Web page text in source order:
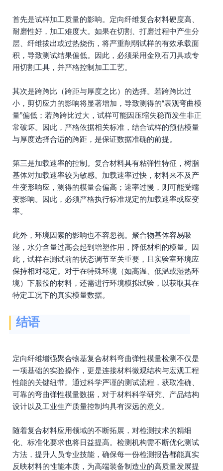
首先是试样加工质量的影响。定向纤维复合材料硬度高、
耐磨性好，加工难度大。如果在切割、打磨过程中产生分
层、纤维拔出或过热烧伤，将严重削弱试样的有效承载面
积，导致测试结果偏低。因此，必须采用金刚石刀具或专
用切割工具，并严格控制加工工艺。
其次是跨跨比（跨距与厚度之比）的选择。若跨跨比过
小，剪切应力的影响将显著增加，导致测得的“表观弯曲模
量”偏低；若跨跨比过大，试样可能因压缩失稳而发生非正
常破坏。因此，严格依据相关标准，结合试样的预估模量
与厚度选择合适的跨距，是保证数据准确的前提。
第三是加载速率的控制。复合材料具有粘弹性特征，树脂
基体对加载速率较为敏感。加载速率过快，材料来不及产
生变形响应，测得的模量会偏高；速率过慢，则可能受蠕
变影响。因此，必须严格执行标准规定的加载速率或应变
率。
此外，环境因素的影响也不容忽视。聚合物基体容易吸
湿，水分含量过高会起到增塑作用，降低材料的模量。因
此，试样在测试前的状态调节至关重要，且实验室环境应
保持相对稳定。对于在特殊环境（如高温、低温或湿热环
境）下服役的材料，还需进行环境模拟试验，以获取其在
特定工况下的真实模量数据。
结语
定向纤维增强聚合物基复合材料弯曲弹性模量检测不仅是
一项基础的实验操作，更是连接材料微观结构与宏观工程
性能的关键纽带。通过科学严谨的测试流程，获取准确、
可靠的弯曲弹性模量数据，对于材料科学研究、产品结构
设计以及工业生产质量控制均具有深远的意义。
随着复合材料应用领域的不断拓展，对检测技术的精细
化、标准化要求也将日益提高。检测机构需不断优化测试
方法，提升人员专业技能，确保每一份检测报告都能真实
反映材料的性能本质，为高端装备制造业的高质量发展提